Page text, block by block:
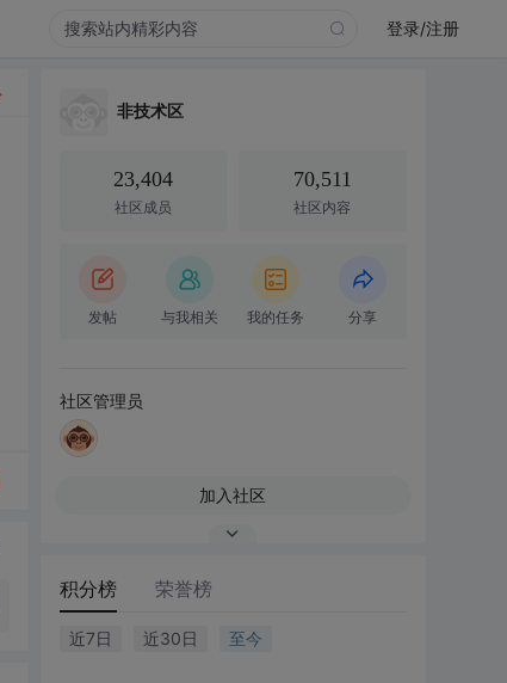
登录/注册
非技术区
23,404
社区成员
70,511
社区内容
发帖 与我相关 我的任务 分享
社区管理员
加入社区
积分榜 荣誉榜
近7日 近30日 至今